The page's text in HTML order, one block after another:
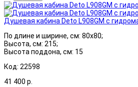
Душевая кабина Deto L908GM с
По длине и ширине, см: 80x80;
Высота, см: 215;
Высота поддона, см: 15
Код: 22598
41 400 р.